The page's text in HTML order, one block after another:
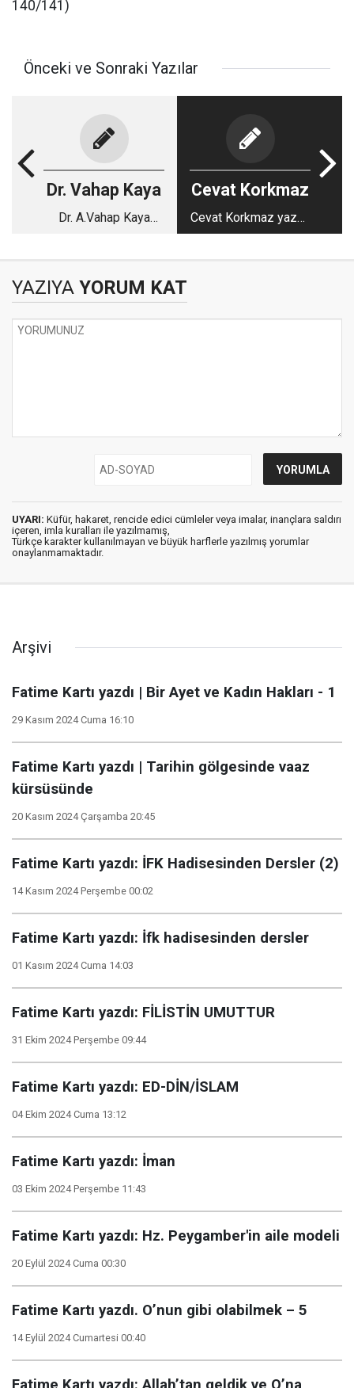
140/141)
Önceki ve Sonraki Yazılar
Dr. Vahap Kaya
Dr. A.Vahap Kaya
Cevat Korkmaz
Cevat Korkmaz yazdı:
Her Şeye Dair Bir
YAZIYA YORUM KAT
UYARI: Küfür, hakaret, rencide edici cümleler veya imalar, inançlara saldırı
içeren, imla kuralları ile yazılmamış,
Türkçe karakter kullanılmayan ve büyük harflerle yazılmış yorumlar
onaylanmamaktadır.
Arşivi
Fatime Kartı yazdı | Bir Ayet ve Kadın Hakları - 1
29 Kasım 2024 Cuma 16:10
Fatime Kartı yazdı | Tarihin gölgesinde vaaz
kürsüsünde
20 Kasım 2024 Çarşamba 20:45
Fatime Kartı yazdı: İFK Hadisesinden Dersler (2)
14 Kasım 2024 Perşembe 00:02
Fatime Kartı yazdı: İfk hadisesinden dersler
01 Kasım 2024 Cuma 14:03
Fatime Kartı yazdı: FİLİSTİN UMUTTUR
31 Ekim 2024 Perşembe 09:44
Fatime Kartı yazdı: ED-DİN/İSLAM
04 Ekim 2024 Cuma 13:12
Fatime Kartı yazdı: İman
03 Ekim 2024 Perşembe 11:43
Fatime Kartı yazdı: Hz. Peygamber'in aile modeli
20 Eylül 2024 Cuma 00:30
Fatime Kartı yazdı. O’nun gibi olabilmek – 5
14 Eylül 2024 Cumartesi 00:40